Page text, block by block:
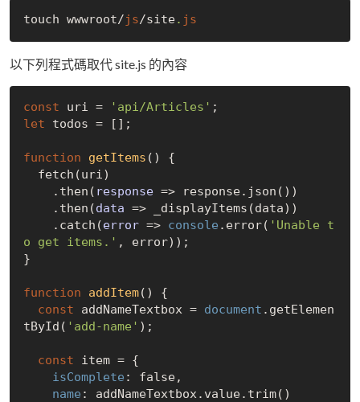
touch wwwroot/js/site. js
以下列程式碼取代 site.js 的內容
const uri = 'api/Articles'
let todos = [];
function getItems ( ) {
    .then(
response => response.json())
    .then(
data => _displayItems(data))
    .catch(
error => console .error( 'Unable t
o get items.' , error));
}
function addItem( ) {
const addNameTextbox = document .getElemen
tById( 'add-name' );
const item = {
isComplete : false,
name : addNameTextbox.value.trim()